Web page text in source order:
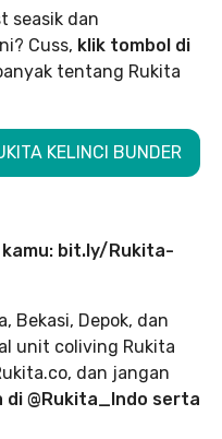
seasik dan
Cuss, klik tombol di
tentang Rukita
KELINCI BUNDER
bit.ly/Rukita-
Bekasi, Depok, dan
unit coliving Rukita
dan jangan
@Rukita_Indo serta